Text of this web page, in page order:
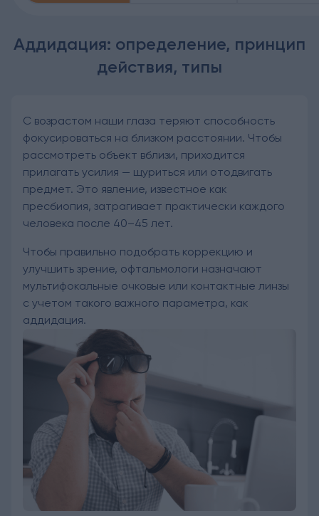
Аддидация: определение, принцип
действия, типы
С возрастом наши глаза теряют способность
фокусироваться на близком расстоянии. Чтобы
рассмотреть объект вблизи, приходится
прилагать усилия — щуриться или отодвигать
предмет. Это явление, известное как
пресбиопия, затрагивает практически каждого
человека после 40–45 лет.
Чтобы правильно подобрать коррекцию и
улучшить зрение, офтальмологи назначают
мультифокальные очковые или контактные линзы
с учетом такого важного параметра, как
аддидация.